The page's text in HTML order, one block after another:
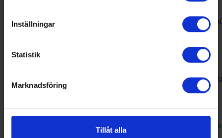
Inställningar
Statistik
Marknadsföring
Tillåt alla
Fig 1: Utsläpp av flyktiga organiska föreningar (metan
Nitrogen Oxides Control Regulations | Ozone Control
Ground-level Ozone | New England | US EPA,
https://www.statista.com/statistics/791190/nitrogen-oxide-